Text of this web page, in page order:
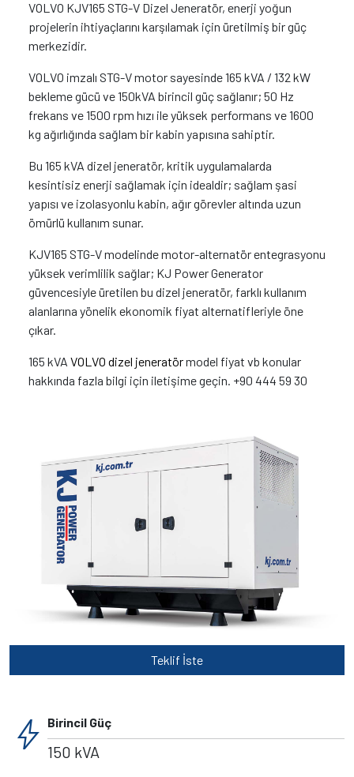
VOLVO KJV165 STG-V Dizel Jeneratör, enerji yoğun
projelerin ihtiyaçlarını karşılamak için üretilmiş bir güç
merkezidir.
VOLVO imzalı STG-V motor sayesinde 165 kVA / 132 kW
bekleme gücü ve 150kVA birincil güç sağlanır; 50 Hz
frekans ve 1500 rpm hızı ile yüksek performans ve 1600
kg ağırlığında sağlam bir kabin yapısına sahiptir.
Bu 165 kVA dizel jeneratör, kritik uygulamalarda
kesintisiz enerji sağlamak için idealdir; sağlam şasi
yapısı ve izolasyonlu kabin, ağır görevler altında uzun
ömürlü kullanım sunar.
KJV165 STG-V modelinde motor-alternatör entegrasyonu
yüksek verimlilik sağlar; KJ Power Generator
güvencesiyle üretilen bu dizel jeneratör, farklı kullanım
alanlarına yönelik ekonomik fiyat alternatifleriyle öne
çıkar.
165 kVA VOLVO dizel jeneratörmodel fiyat vb konular
hakkında fazla bilgi için iletişime geçin. +90 444 59 30
Teklif İste
bolt Birincil Güç
150 kVA